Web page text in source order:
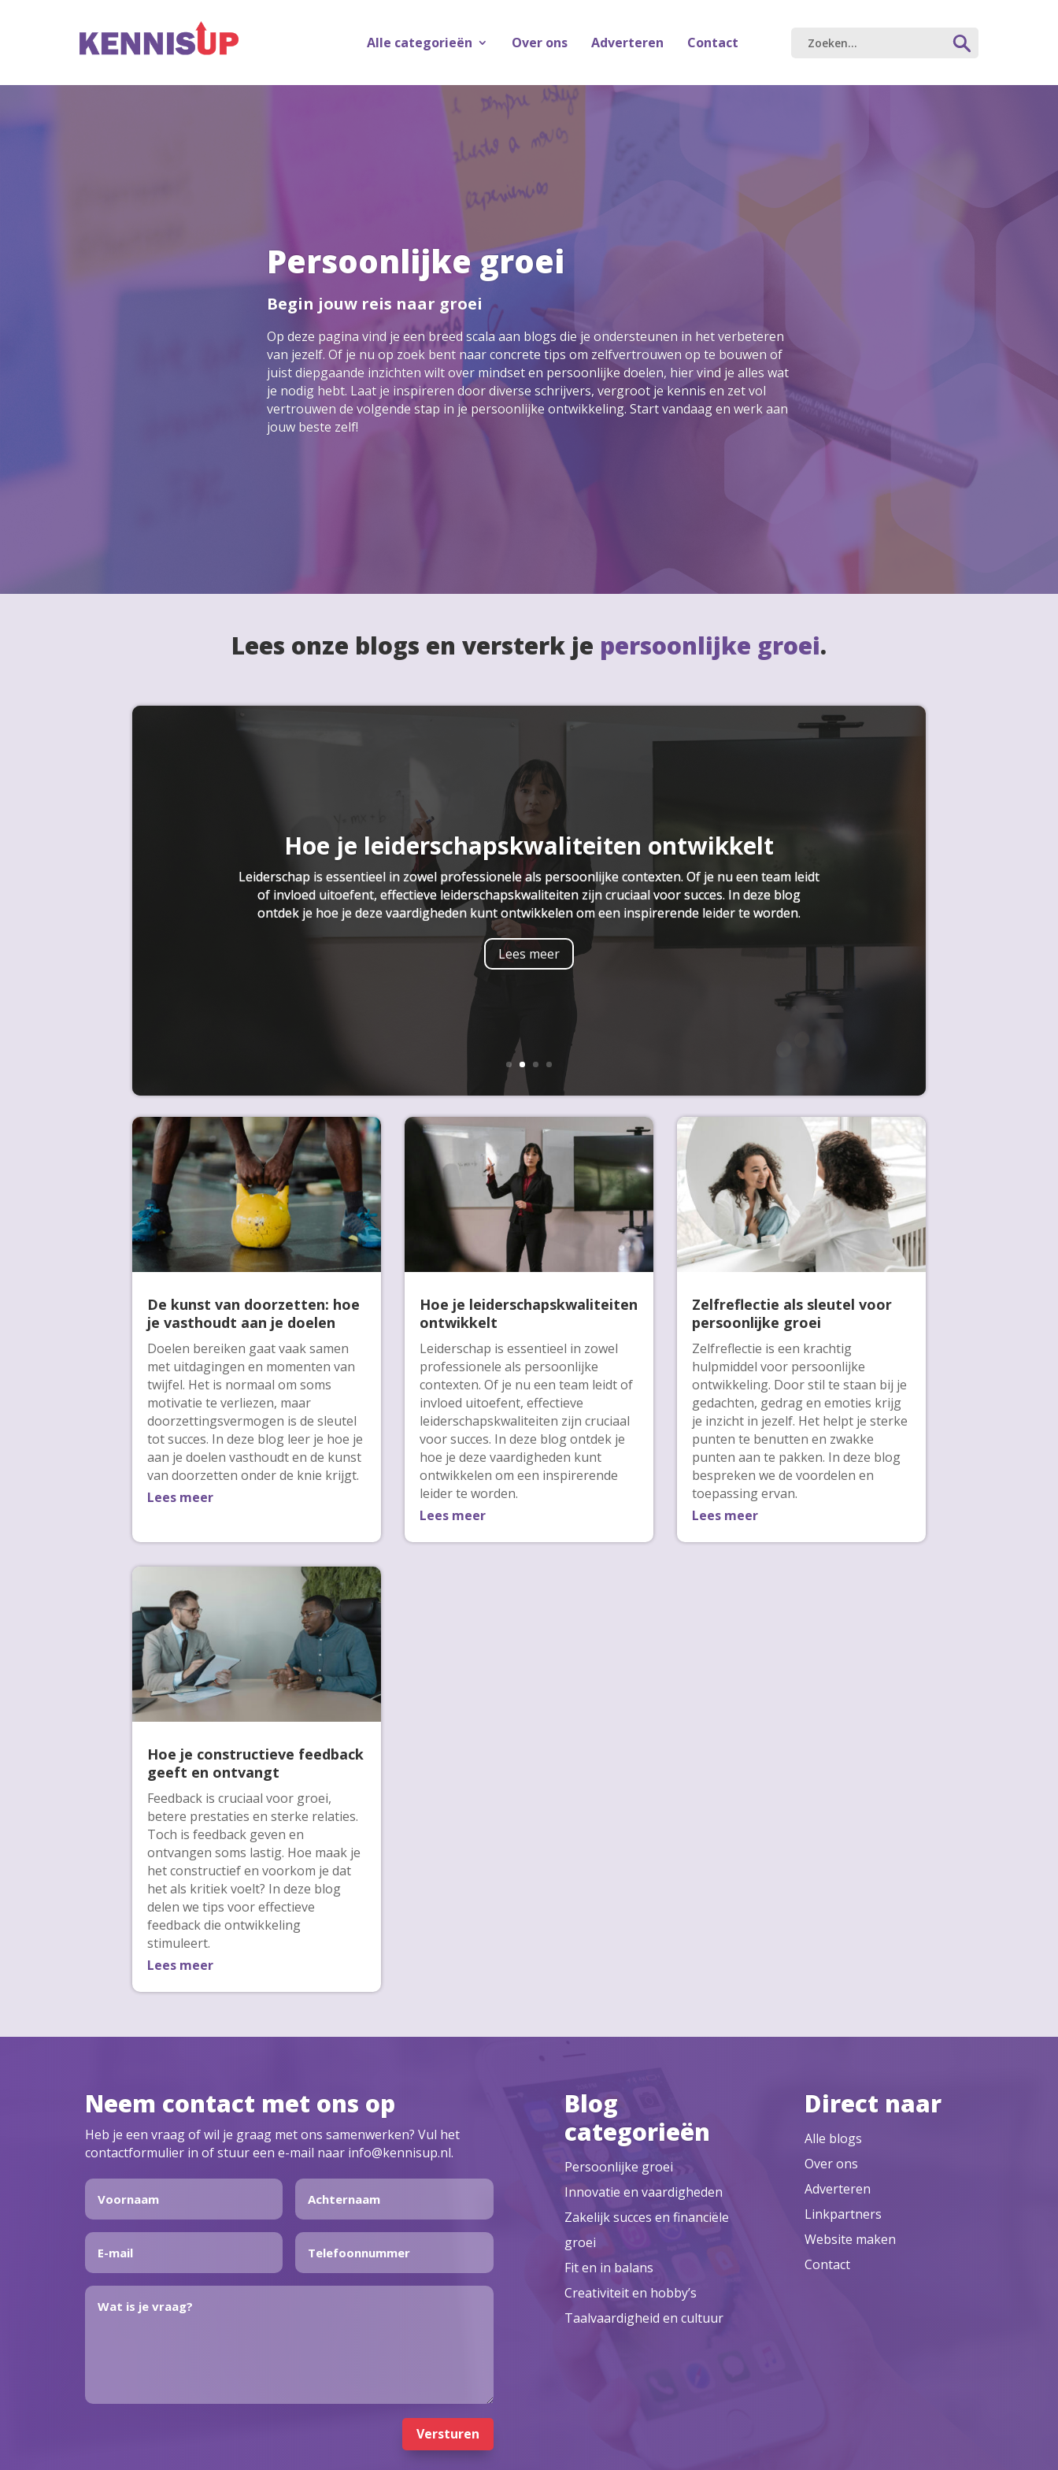
Alle categorieën Over ons Adverteren Contact
Persoonlijke groei
Begin jouw reis naar groei
Op deze pagina vind je een breed scala aan blogs die je ondersteunen in het verbeteren
van jezelf. Of je nu op zoek bent naar concrete tips om zelfvertrouwen op te bouwen of
juist diepgaande inzichten wilt over mindset en persoonlijke doelen, hier vind je alles wat
je nodig hebt. Laat je inspireren door diverse schrijvers, vergroot je kennis en zet vol
vertrouwen de volgende stap in je persoonlijke ontwikkeling. Start vandaag en werk aan
jouw beste zelf!
Lees onze blogs en versterk je persoonlijke groei.
Hoe je leiderschapskwaliteiten ontwikkelt
Leiderschap is essentieel in zowel professionele als persoonlijke contexten. Of je nu een team leidt
of invloed uitoefent, effectieve leiderschapskwaliteiten zijn cruciaal voor succes. In deze blog
ontdek je hoe je deze vaardigheden kunt ontwikkelen om een inspirerende leider te worden.
Lees meer
De kunst van doorzetten: hoe
je vasthoudt aan je doelen
Doelen bereiken gaat vaak samen
met uitdagingen en momenten van
twijfel. Het is normaal om soms
motivatie te verliezen, maar
doorzettingsvermogen is de sleutel
tot succes. In deze blog leer je hoe je
aan je doelen vasthoudt en de kunst
van doorzetten onder de knie krijgt.
Lees meer
Hoe je constructieve feedback
geeft en ontvangt
Feedback is cruciaal voor groei,
betere prestaties en sterke relaties.
Toch is feedback geven en
ontvangen soms lastig. Hoe maak je
het constructief en voorkom je dat
het als kritiek voelt? In deze blog
delen we tips voor effectieve
feedback die ontwikkeling
stimuleert.
Lees meer
Hoe je leiderschapskwaliteiten
ontwikkelt
Leiderschap is essentieel in zowel
professionele als persoonlijke
contexten. Of je nu een team leidt of
invloed uitoefent, effectieve
leiderschapskwaliteiten zijn cruciaal
voor succes. In deze blog ontdek je
hoe je deze vaardigheden kunt
ontwikkelen om een inspirerende
leider te worden.
Lees meer
Zelfreflectie als sleutel voor
persoonlijke groei
Zelfreflectie is een krachtig
hulpmiddel voor persoonlijke
ontwikkeling. Door stil te staan bij je
gedachten, gedrag en emoties krijg
je inzicht in jezelf. Het helpt je sterke
punten te benutten en zwakke
punten aan te pakken. In deze blog
bespreken we de voordelen en
toepassing ervan.
Lees meer
Neem contact met ons op
Heb je een vraag of wil je graag met ons samenwerken? Vul het
contactformulier in of stuur een e-mail naar info@kennisup.nl.
Versturen
Blog
categorieën
Persoonlijke groei
Innovatie en vaardigheden
Zakelijk succes en financiële
groei
Fit en in balans
Creativiteit en hobby’s
Taalvaardigheid en cultuur
Direct naar
Alle blogs
Over ons
Adverteren
Linkpartners
Website maken
Contact